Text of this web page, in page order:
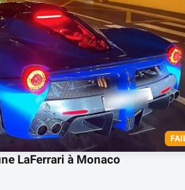
LaFerrari à Monaco